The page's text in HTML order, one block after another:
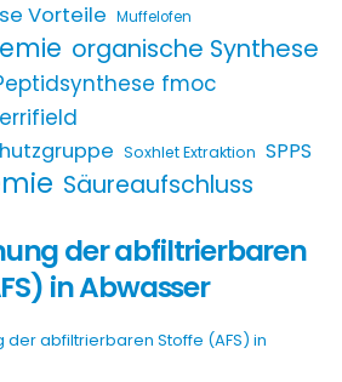
Vorteile Muffelofen
organische Synthese
fmoc
Soxhlet Extraktion SPPS
Säureaufschluss
der abfiltrierbaren
in Abwasser